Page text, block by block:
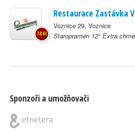
Restaurace Zastávka
Voznice 29, Voznice
Staropramen 12° Extra
38 Kč
Sponzoři a umožňovači